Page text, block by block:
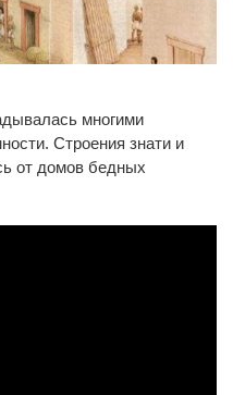
многими
Строения знати и
от домов бедных